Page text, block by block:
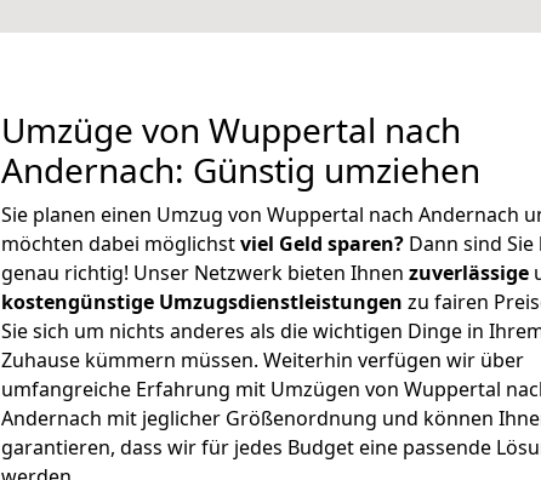
Umzüge von Wuppertal nach
Andernach: Günstig umziehen
Sie planen einen Umzug von Wuppertal nach Andernach
möchten dabei möglichstviel Geld sparen? Dann sind Sie
genau richtig! Unser Netzwerk bieten Ihnen zuverlässige
kostengünstige Umzugsdienstleistungen zu fairen
Sie sich um nichts anderes als die wichtigen Dinge in
Zuhause kümmern müssen. Weiterhin verfügen wir über
umfangreiche Erfahrung mit Umzügen von Wuppertal
Andernach mit jeglicher Größenordnung und können
garantieren, dass wir für jedes Budget eine passende